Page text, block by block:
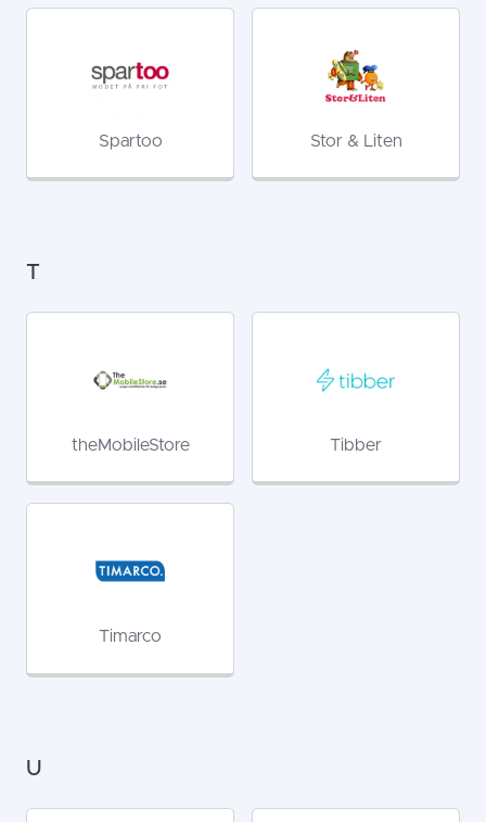
Spartoo Stor & Liten
T
theMobileStore Tibber
Timarco
U